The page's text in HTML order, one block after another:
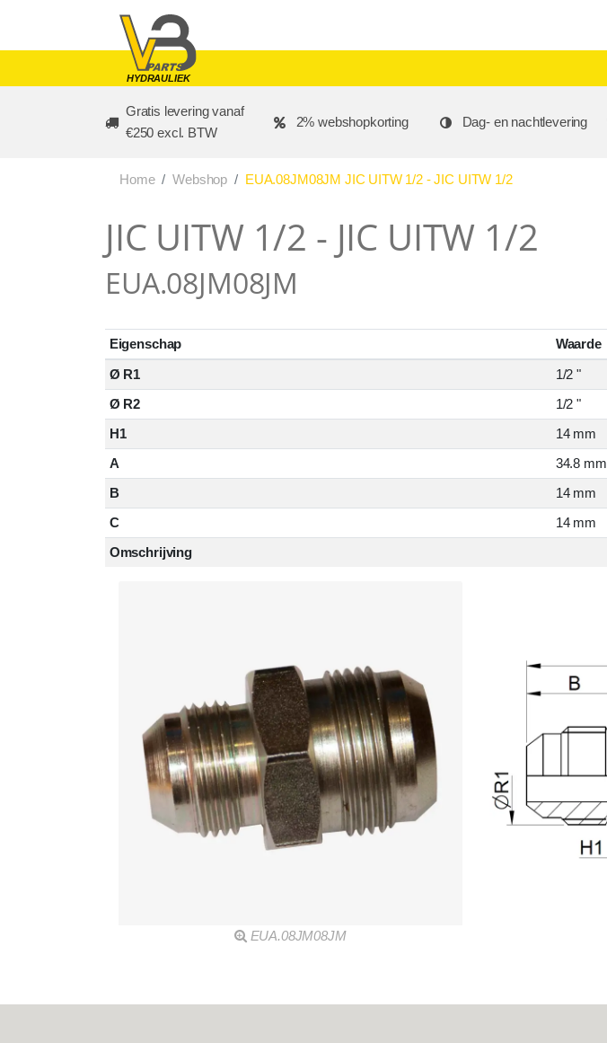
HYDRAULIEK
Gratis levering vanaf
€250 excl. BTW
2% webshopkorting Dag- en nachtlevering
Home Webshop EUA.08JM08JM JIC UITW 1/2 - JIC UITW 1/2
JIC UITW 1/2 - JIC UITW 1/2
EUA.08JM08JM
Eigenschap
Waarde
Ø R1
1/2 "
Ø R2
1/2 "
H1
14 mm
A
34.8 mm
B
14 mm
C
14 mm
Omschrijving
EUA.08JM08JM